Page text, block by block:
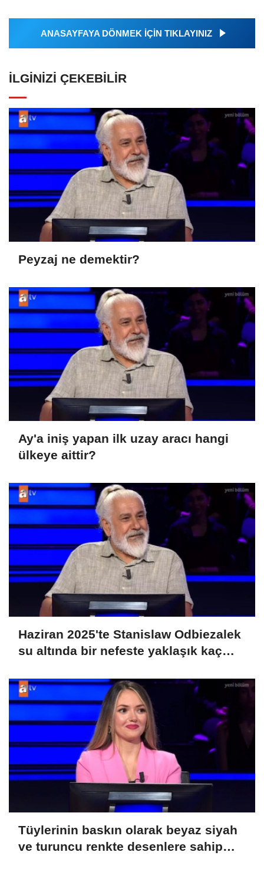
ANASAYFAYA DÖNMEK İÇİN TIKLAYINIZ
İLGINIZI ÇEKEBILIR
Peyzaj ne demektir?
Ay'a iniş yapan ilk uzay aracı hangi
ülkeye aittir?
Haziran 2025'te Stanislaw Odbiezalek
su altında bir nefeste yaklaşık kaç
Guniess Dünya Rekorlarına girmiştir?
Tüylerinin baskın olarak beyaz siyah
ve turuncu renkte desenlere sahip